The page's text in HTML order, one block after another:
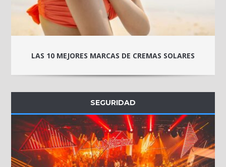
LAS 10 MEJORES MARCAS DE CREMAS SOLARES
SEGURIDAD